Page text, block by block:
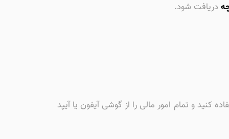
دریافت شود.
کنید و تمام امور مالی را از گوشی آیفون یا آیپد